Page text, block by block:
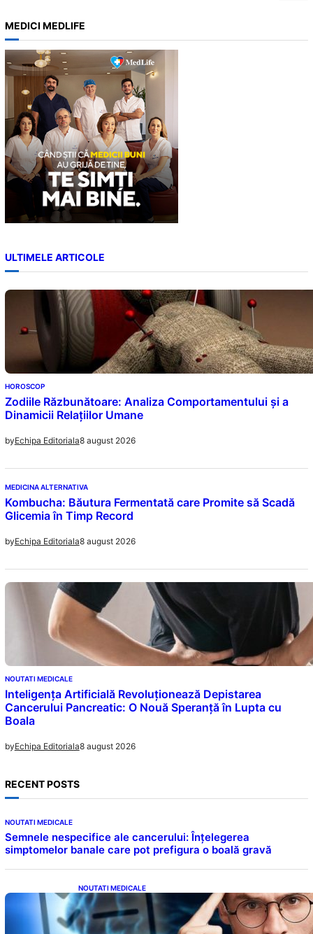
r
c
h
MEDICI MEDLIFE
ULTIMELE ARTICOLE
HOROSCOP
Zodiile Răzbunătoare: Analiza Comportamentului și a
Dinamicii Relațiilor Umane
byEchipa Editoriala8 august 2026
MEDICINA ALTERNATIVA
Kombucha: Băutura Fermentată care Promite să Scadă
Glicemia în Timp Record
byEchipa Editoriala8 august 2026
NOUTATI MEDICALE
Inteligența Artificială Revoluționează Depistarea
Cancerului Pancreatic: O Nouă Speranță în Lupta cu
Boala
byEchipa Editoriala8 august 2026
RECENT POSTS
NOUTATI MEDICALE
Semnele nespecifice ale cancerului: Înțelegerea
simptomelor banale care pot prefigura o boală gravă
NOUTATI MEDICALE
Inteligența dincolo de note: Semnele unui IQ
ridicat care nu țin de școală